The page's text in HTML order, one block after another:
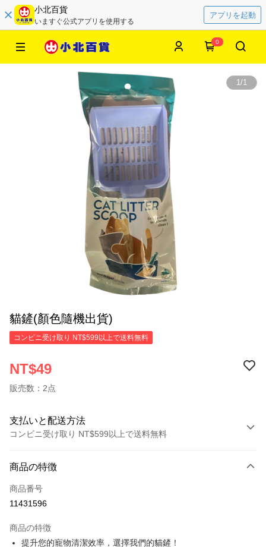
小北百貨
いますぐ公式アプリを使用する
アプリを起動
0
1/1
貓鏟(顏色隨機出貨)
コンビニ受け取り NT$599以上で送料無料
NT$49
販売数：2点
支払いと配送方法
コンビニ受け取り NT$599以上で送料無料
クレジットカード1回払い
コンビニ店頭代金引換
Apple Pay
商品の特徴
商品番号
11431596
商品の特徴
提升您的寵物清潔效率，選擇我們的貓鏟！